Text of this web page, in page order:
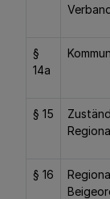
§
14a
§ 15
§ 16